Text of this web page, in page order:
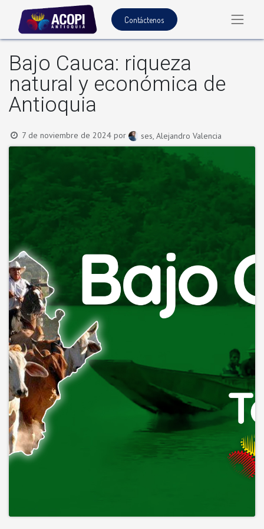
Contáctenos
Bajo Cauca: riqueza
natural y económica de
Antioquia
7 de noviembre de 2024 por ses, Alejandro Valencia